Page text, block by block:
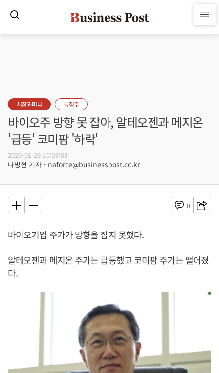
시장과머니 특징주
바이오주 방향 못 잡아, 알테오젠과 메지온
'급등' 코미팜 '하락'
2020-01-29 15:59:08
나병현 기자 - naforce@businesspost.co.kr
0
바이오기업 주가가 방향을 잡지 못했다.
알테오젠과 메지온 주가는 급등했고 코미팜 주가는 떨어졌
다.